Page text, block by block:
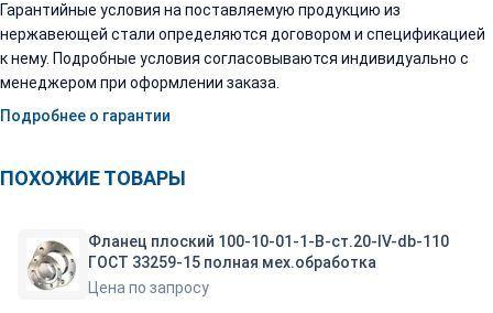
Гарантийные условия на поставляемую продукцию из
нержавеющей стали определяются договором и спецификацией
к нему. Подробные условия согласовываются индивидуально с
менеджером при оформлении заказа.
Подробнее о гарантии
ПОХОЖИЕ ТОВАРЫ
Фланец плоский 100-10-01-1-B-ст.20-IV-db-110
ГОСТ 33259-15 полная мех.обработка
Цена по запросу